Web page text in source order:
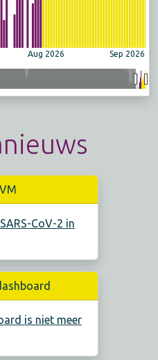
Aug 2026 Sep 2026
CoV-2 in
is niet meer